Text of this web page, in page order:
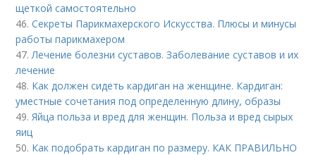
щеткой самостоятельно
46.Секреты Парикмахерского Искусства. Плюсы и минусы
работы парикмахером
47.Лечение болезни суставов. Заболевание суставов и их
лечение
48. Как должен сидеть кардиган на женщине. Кардиган:
уместные сочетания под определенную длину, образы
49.Яйца польза и вред для женщин. Польза и вред сырых
яиц
50. Как подобрать кардиган по размеру. КАК ПРАВИЛЬНО